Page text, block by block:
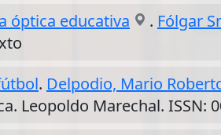
óptica educativa
. Fólgar
. Delpodio, Mario
Leopoldo Marechal. ISSN: